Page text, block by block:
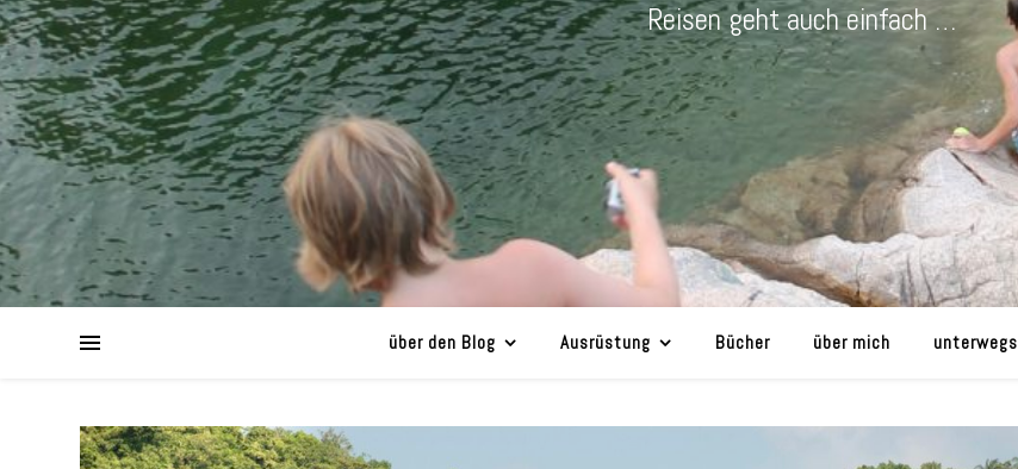
Reisen geht auch einfach …
über den Blog Ausrüstung Bücher über mich unterwegs